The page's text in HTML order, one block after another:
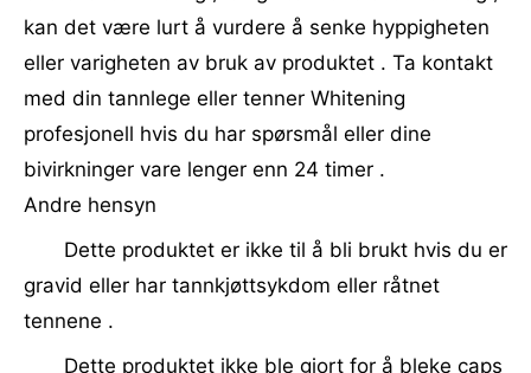
kan det være lurt å vurdere å senke hyppigheten
eller varigheten av bruk av produktet . Ta kontakt
med din tannlege eller tenner Whitening
profesjonell hvis du har spørsmål eller dine
bivirkninger vare lenger enn 24 timer .
Andre hensyn
Dette produktet er ikke til å bli brukt hvis du er
gravid eller har tannkjøttsykdom eller råtnet
tennene .
Dette produktet ikke ble gjort for å bleke caps